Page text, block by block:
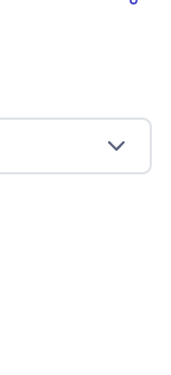
основе 2 оценок